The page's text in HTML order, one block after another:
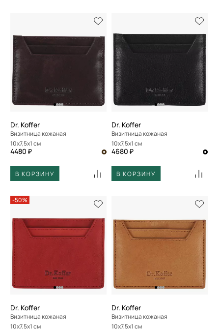
Dr. Koffer
Визитница кожаная
10x7,5x1 см
4480 ₽
В КОРЗИНУ
Dr. Koffer
Визитница кожаная
10x7,5x1 см
4680 ₽
В КОРЗИНУ
-50%
Dr. Koffer
Визитница кожаная
10x7,5x1 см
Dr. Koffer
Визитница кожаная
10x7,5x1 см